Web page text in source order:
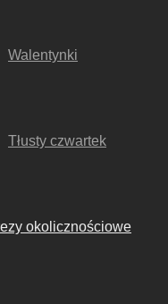
Walentynki
Tłusty czwartek
okolicznościowe